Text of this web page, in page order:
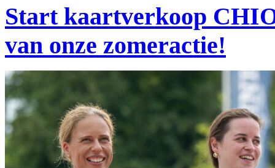
Start kaartverkoop
van onze zomeractie!